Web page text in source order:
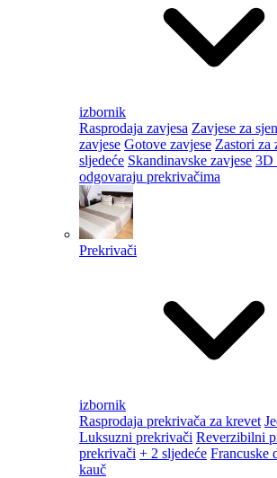
izbornik
Rasprodaja zavjesa Zavjese za
zavjese Gotove zavjese Zastori za
sljedeće Skandinavske zavjese 3D
odgovaraju prekrivačima
Prekrivači
izbornik
Rasprodaja prekrivača za krevet
Luksuzni prekrivači Reverzibilni
prekrivači + 2 sljedeće Francuske
kauč